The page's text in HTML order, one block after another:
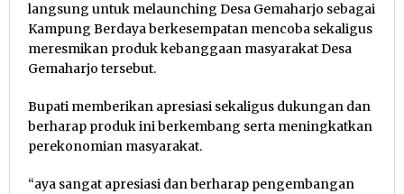
langsung untuk melaunching Desa Gemaharjo sebagai
Kampung Berdaya berkesempatan mencoba sekaligus
meresmikan produk kebanggaan masyarakat Desa
Gemaharjo tersebut.
Bupati memberikan apresiasi sekaligus dukungan dan
berharap produk ini berkembang serta meningkatkan
perekonomian masyarakat.
“aya sangat apresiasi dan berharap pengembangan